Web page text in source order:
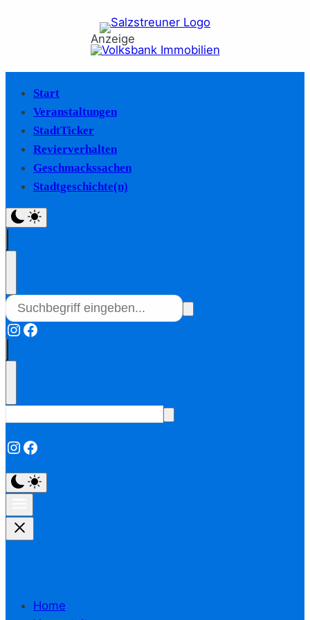
Anzeige
Start
Veranstaltungen
StadtTicker
Revierverhalten
Geschmackssachen
Stadtgeschichte(n)
Instagram
Facebook
Instagram
Facebook
Home